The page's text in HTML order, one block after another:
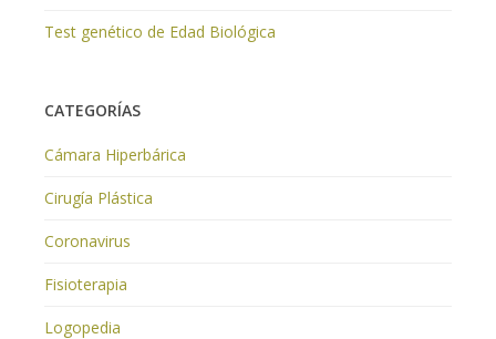
Test genético de Edad Biológica
CATEGORÍAS
Cámara Hiperbárica
Cirugía Plástica
Coronavirus
Fisioterapia
Logopedia